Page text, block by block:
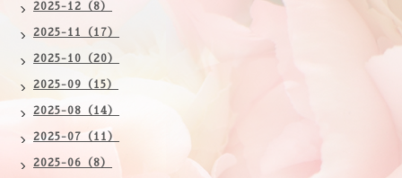
2025-12（8）
2025-11（17）
2025-10（20）
2025-09（15）
2025-08（14）
2025-07（11）
2025-06（8）